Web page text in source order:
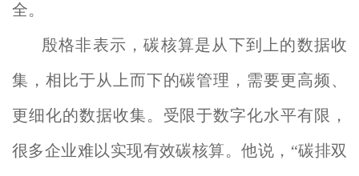
全。
殷格非表示，碳核算是从下到上的数据收
集，相比于从上而下的碳管理，需要更高频、
更细化的数据收集。受限于数字化水平有限，
很多企业难以实现有效碳核算。他说，“碳排双